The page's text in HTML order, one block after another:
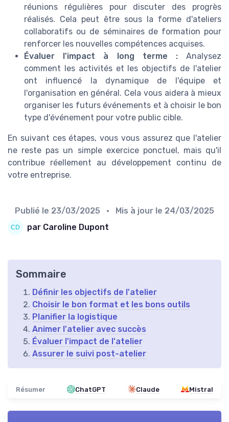
réunions régulières pour discuter des progrès
réalisés. Cela peut être sous la forme d'ateliers
collaboratifs ou de séminaires de formation pour
renforcer les nouvelles compétences acquises.
Évaluer l'impact à long terme :Analysez
comment les activités et les objectifs de l'atelier
ont influencé la dynamique de l'équipe et
l'organisation en général. Cela vous aidera à mieux
organiser les futurs événements et à choisir le bon
type d'événement pour votre public cible.
En suivant ces étapes, vous vous assurez que l'atelier
ne reste pas un simple exercice ponctuel, mais qu'il
contribue réellement au développement continu de
votre entreprise.
Publié le 23/03/2025 • Mis à jour le 24/03/2025
par Caroline Dupont
Sommaire
Définir les objectifs de l'atelier
Choisir le bon format et les bons outils
Planifier la logistique
Animer l'atelier avec succès
Évaluer l'impact de l'atelier
Assurer le suivi post-atelier
Résumer ChatGPT Claude Mistral